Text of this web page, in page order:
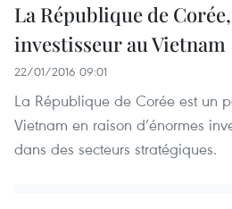
La République de
investisseur au Vietnam
22/01/2016 09:01
La République de Corée ​est un
Vietnam ​en raison d’énormes
dans des ​secteurs stratégiques.